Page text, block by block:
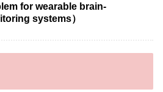
for wearable brain-
systems）